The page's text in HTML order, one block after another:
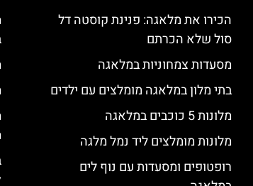
הכירו את מלאגה: פנינת קוסטה דל
סול שלא הכרתם
מסעדות צמחוניות במלאגה
בתי מלון במלאגה מומלצים עם ילדים
מלונות 5 כוכבים במלאגה
מלונות מומלצים ליד נמל מלגה
רופטופים ומסעדות עם נוף לים